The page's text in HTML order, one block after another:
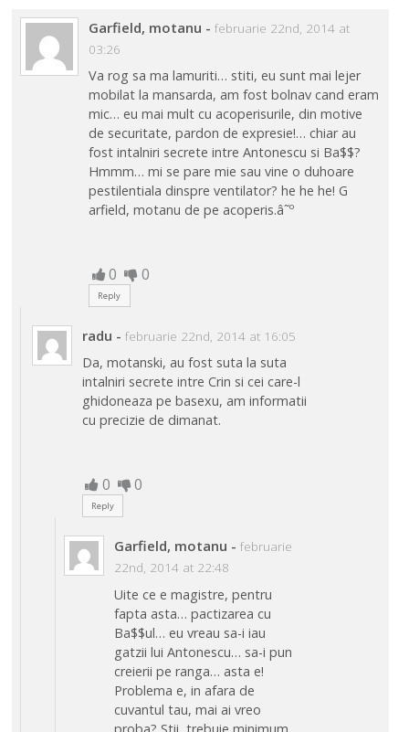
Garfield, motanu - februarie 22nd, 2014 at
03:26
Va rog sa ma lamuriti… stiti, eu sunt mai lejer
mobilat la mansarda, am fost bolnav cand eram
mic… eu mai mult cu acoperisurile, din motive
de securitate, pardon de expresie!… chiar au
fost intalniri secrete intre Antonescu si Ba$$?
Hmmm… mi se pare mie sau vine o duhoare
pestilentiala dinspre ventilator? he he he! G
arfield, motanu de pe acoperis.â˜º
0 0
Reply
radu - februarie 22nd, 2014 at 16:05
Da, motanski, au fost suta la suta
intalniri secrete intre Crin si cei care-l
ghidoneaza pe basexu, am informatii
cu precizie de dimanat.
0 0
Reply
Garfield, motanu - februarie
22nd, 2014 at 22:48
Uite ce e magistre, pentru
fapta asta… pactizarea cu
Ba$$ul… eu vreau sa-i iau
gatzii lui Antonescu… sa-i pun
creierii pe ranga… asta e!
Problema e, in afara de
cuvantul tau, mai ai vreo
proba? Stii, trebuie minimum